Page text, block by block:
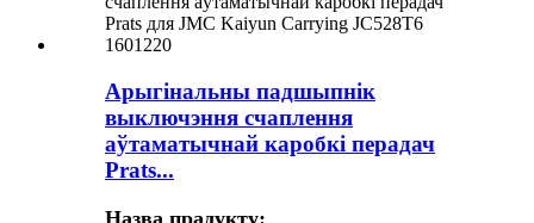
Арыгінальны падшыпнік
выключэння счаплення
аўтаматычнай каробкі перадач
Prats...
Назва прадукту: